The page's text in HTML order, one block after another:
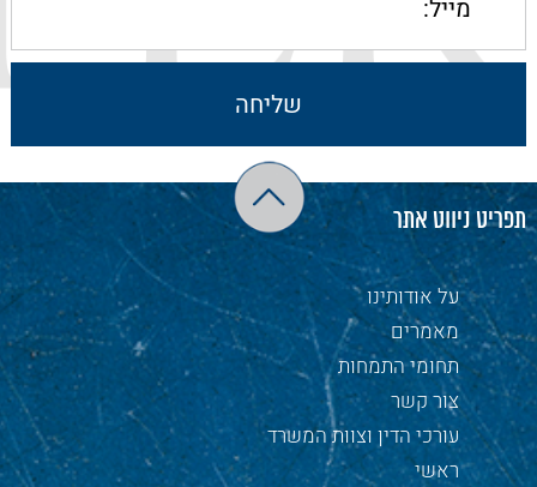
תפריט ניווט אתר
על אודותינו
מאמרים
תחומי התמחות
צור קשר
עורכי הדין וצוות המשרד
ראשי